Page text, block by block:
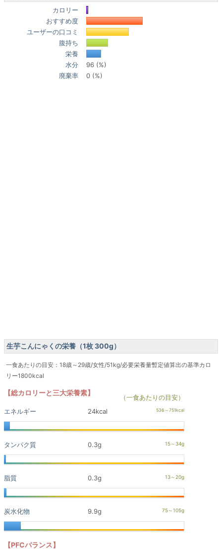
カロリー
おすすめ度
ユーザーの口コミ
腹持ち
栄養
水分
96 (%)
廃棄率
0 (%)
生芋こんにゃくの栄養（1枚 300g）
一食あたりの目安：18歳～29歳/女性/51kg/必要栄養量暫定値算出の基準カロ
リー1800kcal
【総カロリーと三大栄養素】
（一食あたりの目安）
エネルギー
24kcal
タンパク質 0.3g
脂質 0.3g
炭水化物 9.9g
【PFCバランス】